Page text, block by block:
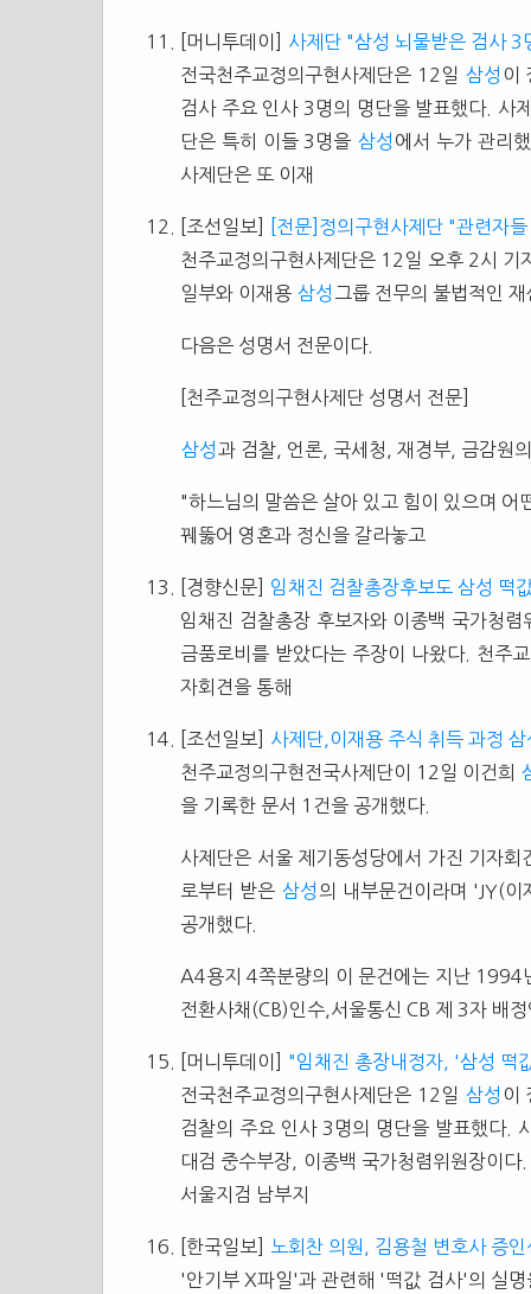
[머니투데이]
사제단 "삼성 뇌물받은 검사 3
전국천주교정의구현사제단은 12일 삼성 이
검사 주요 인사 3명의 명단을 발표했다. 사
단은 특히 이들 3명을 삼성 에서 누가 관리
사제단은 또 이재
[조선일보]
[전문]정의구현사제단 "관련자
천주교정의구현사제단은 12일 오후 2시 기
일부와 이재용 삼성 그룹 전무의 불법적인
다음은 성명서 전문이다.
[천주교정의구현사제단 성명서 전문]
삼성과 검찰, 언론, 국세청, 재경부, 금감원
"하느님의 말씀은 살아 있고 힘이 있으며 어
꿰뚫어 영혼과 정신을 갈라놓고
[경향신문]
임채진 검찰총장후보도 삼성 떡
임채진 검찰총장 후보자와 이종백 국가청
금품로비를 받았다는 주장이 나왔다. 천주
자회견을 통해
[조선일보]
사제단,이재용 주식 취득 과정
천주교정의구현전국사제단이 12일 이건희
을 기록한 문서 1건을 공개했다.
사제단은 서울 제기동성당에서 가진 기자회
로부터 받은 삼성 의 내부문건이라며 'JY(
공개했다.
A4용지 4쪽분량의 이 문건에는 지난 1994
전환사채(CB)인수,서울통신 CB 제 3자 배
[머니투데이]
"임채진 총장내정자, '삼성 떡
전국천주교정의구현사제단은 12일 삼성 이
검찰의 주요 인사 3명의 명단을 발표했다.
대검 중수부장, 이종백 국가청렴위원장이
서울지검 남부지
[한국일보]
노회찬 의원, 김용철 변호사 증인
'안기부 X파일'과 관련해 '떡값 검사'의 실